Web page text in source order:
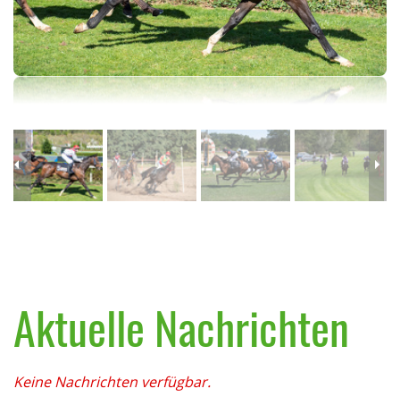
Aktuelle Nachrichten
Keine Nachrichten verfügbar.